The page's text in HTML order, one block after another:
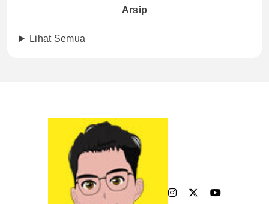
Arsip
Lihat Semua